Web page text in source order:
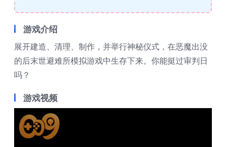
游戏介绍
展开建造、清理、制作，并举行神秘仪式，在恶魔出没
的后末世避难所模拟游戏中生存下来。你能挺过审判日
吗？
游戏视频